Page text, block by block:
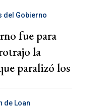
del Gobierno
fue para
la
paralizó los
de Loan